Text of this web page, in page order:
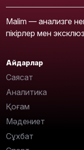
Malim — анализге
пікірлер мен
Айдарлар
Саясат
Аналитика
Қоғам
Мәдениет
Сұхбат